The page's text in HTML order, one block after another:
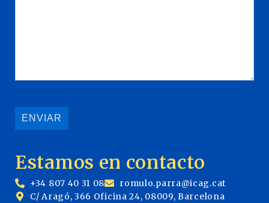
Estamos en contacto
+34 807 40 31 08
romulo.parra@icag.cat
C/ Aragó, 366 Oficina 24, 08009, Barcelona